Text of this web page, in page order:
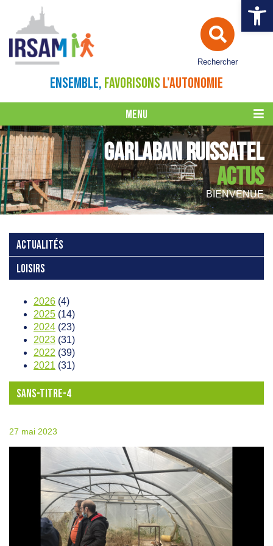
Ouvrir
Rechercher
ENSEMBLE, FAVORISONS L'AUTONOMIE
MENU
GARLABAN RUISSATEL
ACTUS
BIENVENUE
ACTUALITÉS
LOISIRS
2026 (4)
2025 (14)
2024 (23)
2023 (31)
2022 (39)
2021 (31)
SANS-TITRE-4
27 mai 2023